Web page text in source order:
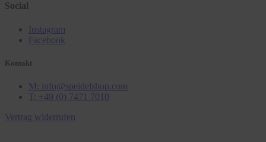
Social
Instagram
Facebook
Kontakt
M: info@speidelshop.com
T: +49 (0) 7471 7010
Vertrag widerrufen